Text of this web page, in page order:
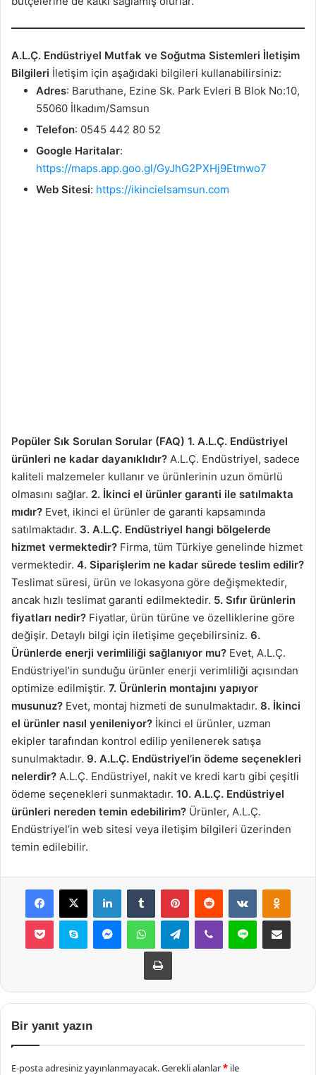
A.L.Ç. Endüstriyel Mutfak ve Soğutma Sistemleri İletişim
Bilgileri İletişim için aşağıdaki bilgileri kullanabilirsiniz:
Adres: Baruthane, Ezine Sk. Park Evleri B Blok No:10,
55060 İlkadım/Samsun
Telefon: 0545 442 80 52
Google Haritalar:
https://maps.app.goo.gl/GyJhG2PXHj9Etmwo7
Web Sitesi: https://ikincielsamsun.com
Popüler Sık Sorulan Sorular (FAQ) 1. A.L.Ç. Endüstriyel
ürünleri ne kadar dayanıklıdır? A.L.Ç. Endüstriyel, sadece
kaliteli malzemeler kullanır ve ürünlerinin uzun ömürlü
olmasını sağlar. 2. İkinci el ürünler garanti ile satılmakta
mıdır? Evet, ikinci el ürünler de garanti kapsamında
satılmaktadır. 3. A.L.Ç. Endüstriyel hangi bölgelerde
hizmet vermektedir? Firma, tüm Türkiye genelinde hizmet
vermektedir. 4. Siparişlerim ne kadar sürede teslim edilir?
Teslimat süresi, ürün ve lokasyona göre değişmektedir,
ancak hızlı teslimat garanti edilmektedir. 5. Sıfır ürünlerin
fiyatları nedir? Fiyatlar, ürün türüne ve özelliklerine göre
değişir. Detaylı bilgi için iletişime geçebilirsiniz. 6.
Ürünlerde enerji verimliliği sağlanıyor mu? Evet, A.L.Ç.
Endüstriyel’in sunduğu ürünler enerji verimliliği açısından
optimize edilmiştir. 7. Ürünlerin montajını yapıyor
musunuz? Evet, montaj hizmeti de sunulmaktadır. 8. İkinci
el ürünler nasıl yenileniyor? İkinci el ürünler, uzman
ekipler tarafından kontrol edilip yenilenerek satışa
sunulmaktadır. 9. A.L.Ç. Endüstriyel’in ödeme seçenekleri
nelerdir? A.L.Ç. Endüstriyel, nakit ve kredi kartı gibi çeşitli
ödeme seçenekleri sunmaktadır. 10. A.L.Ç. Endüstriyel
ürünleri nereden temin edebilirim? Ürünler, A.L.Ç.
Endüstriyel’in web sitesi veya iletişim bilgileri üzerinden
temin edilebilir.
Facebook
X LinkedInTumblr PinterestReddit VKontakte
Pocket Skype MessengerWhatsAppTelegramViber Line E-Posta ile
Yazdır
Bir yanıt yazın
E-posta adresiniz yayınlanmayacak.Gerekli alanlar* ile